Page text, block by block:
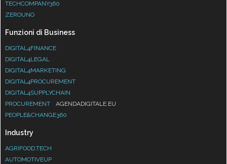
TECHCOMPANY360
ZEROUNO
Funzioni di Business
DIGITAL4FINANCE
DIGITAL4LEGAL
DIGITAL4MARKETING
DIGITAL4PROCUREMENT
DIGITAL4SUPPLYCHAIN
PROCUREMENT
AGENDADIGITALE.EU
PEOPLE&CHANGE360
Industry
AGRIFOOD.TECH
AUTOMOTIVEUP